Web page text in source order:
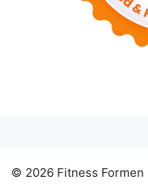
© 2026 Fitness Formen